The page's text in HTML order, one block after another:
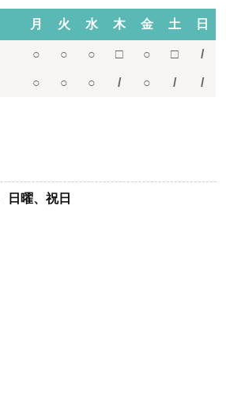
月 火 水 木 金 土 日
○ ○ ○ □ ○ □ /
○ ○ ○ / ○ / /
日曜、祝日